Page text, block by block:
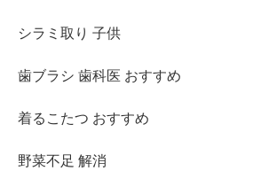
シラミ取り 子供
歯ブラシ 歯科医 おすすめ
着るこたつ おすすめ
野菜不足 解消